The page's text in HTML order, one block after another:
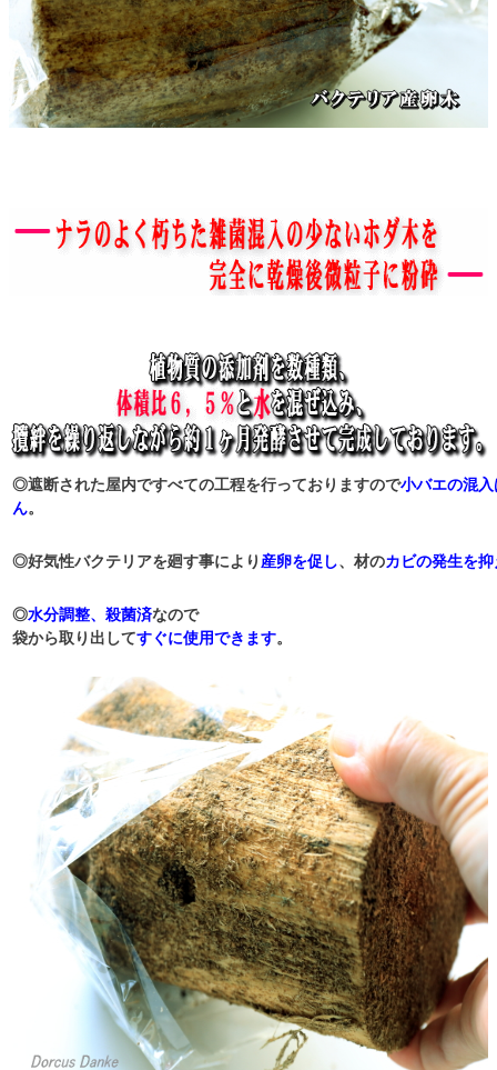
◎遮断された屋内ですべての工程を行っておりますので小バエの混
ん。
◎好気性バクテリアを廻す事により 産卵を促し、材のカビの発生を
◎水分調整、殺菌済なので
袋から取り出してすぐに使用できます。